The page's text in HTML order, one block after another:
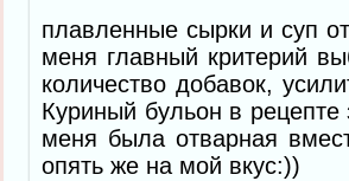
плавленные сырки и суп
меня главный критерий
количество добавок,
Куриный бульон в
меня была отварная
опять же на мой вкус:))